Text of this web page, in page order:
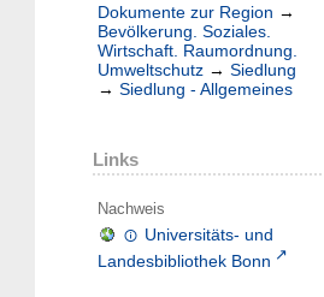
Dokumente zur Region →
Bevölkerung. Soziales.
Wirtschaft. Raumordnung.
Umweltschutz → Siedlung
→ Siedlung - Allgemeines
Links
Nachweis
Universitäts- und
Landesbibliothek Bonn